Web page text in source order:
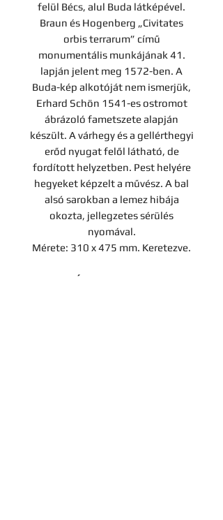
felül Bécs, alul Buda látképével.
Braun és Hogenberg „Civitates
orbis terrarum” című
monumentális munkájának 41.
lapján jelent meg 1572-ben. A
Buda-kép alkotóját nem ismerjük,
Erhard Schön 1541-es ostromot
ábrázoló fametszete alapján
készült. A várhegy és a gellérthegyi
erőd nyugat felől látható, de
fordított helyzetben. Pest helyére
hegyeket képzelt a művész. A bal
alsó sarokban a lemez hibája
okozta, jellegzetes sérülés
nyomával.
Mérete: 310 x 475 mm. Keretezve.
Ára: 600 000 Ft